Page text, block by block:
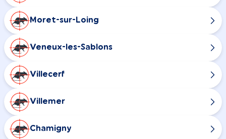
Moret-sur-Loing
Veneux-les-Sablons
Villecerf
Villemer
Chamigny